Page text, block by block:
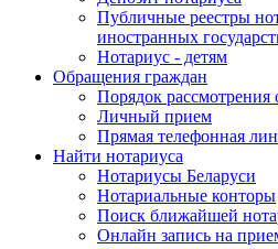
Публичные реестры
иностранных
Нотариус - детям
Обращения граждан
Порядок рассмотрения
Личный прием
Прямая телефонная
Найти нотариуса
Нотариусы Беларуси
Нотариальные конторы
Поиск ближайшей
Онлайн запись на